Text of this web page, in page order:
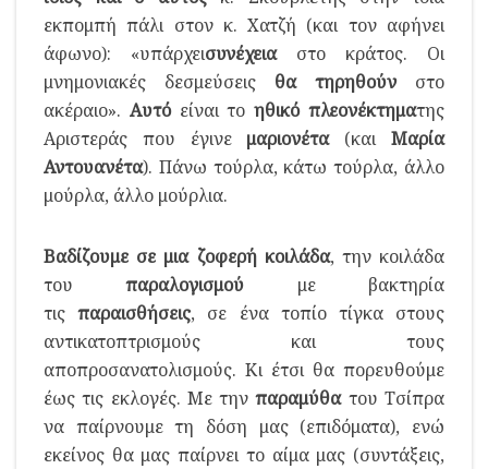
εκπομπή πάλι στον κ. Χατζή (και τον αφήνει
άφωνο): «υπάρχεισυνέχειαστο κράτος. Οι
μνημονιακές δεσμεύσεις θα τηρηθούνστο
ακέραιο». Αυτόείναι τοηθικό πλεονέκτηματης
Αριστεράς που έγινε μαριονέτα(καιΜαρία
Αντουανέτα). Πάνω τούρλα, κάτω τούρλα, άλλο
μούρλα, άλλο μούρλια.
Βαδίζουμε σε μια ζοφερή κοιλάδα, την κοιλάδα
τουπαραλογισμού με βακτηρία
τιςπαραισθήσεις, σε ένα τοπίο τίγκα στους
αντικατοπτρισμούς και τους
αποπροσανατολισμούς. Κι έτσι θα πορευθούμε
έως τις εκλογές. Με τηνπαραμύθα του Τσίπρα
να παίρνουμε τη δόση μας (επιδόματα), ενώ
εκείνος θα μας παίρνει το αίμα μας (συντάξεις,